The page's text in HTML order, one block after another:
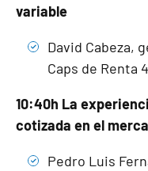
variable
David Cabeza,
Caps de Renta
10:40h La
cotizada en el
Pedro Luis